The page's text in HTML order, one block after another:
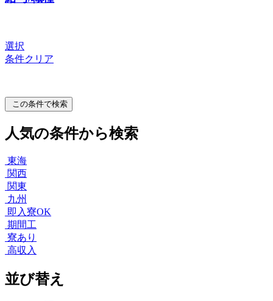
選択
条件クリア
この条件で検索
人気の条件から検索
東海
関西
関東
九州
即入寮OK
期間工
寮あり
高収入
並び替え